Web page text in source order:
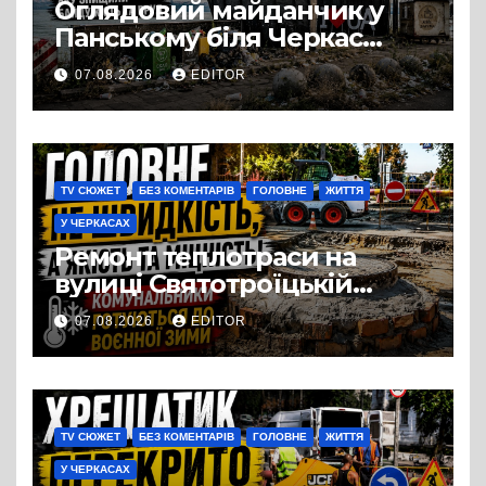
Оглядовий майданчик у
Панському біля Черкас
перетворився на занедбане
сміттєзвалище
07.08.2026 EDITOR
TV СЮЖЕТ БЕЗ КОМЕНТАРІВ ГОЛОВНЕ ЖИТТЯ
У ЧЕРКАСАХ
Ремонт теплотраси на
вулиці Святотроїцькій
затягнувся порівняно із
запланованими термінами.
Вулицю досі не відкрили
для руху
07.08.2026 EDITOR
TV СЮЖЕТ БЕЗ КОМЕНТАРІВ ГОЛОВНЕ ЖИТТЯ
У ЧЕРКАСАХ